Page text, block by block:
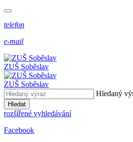
telefon
e-mail
ZUŠ Soběslav
ZUŠ Soběslav
Hledaný
Hledat
rozšířené vyhledávání
Facebook